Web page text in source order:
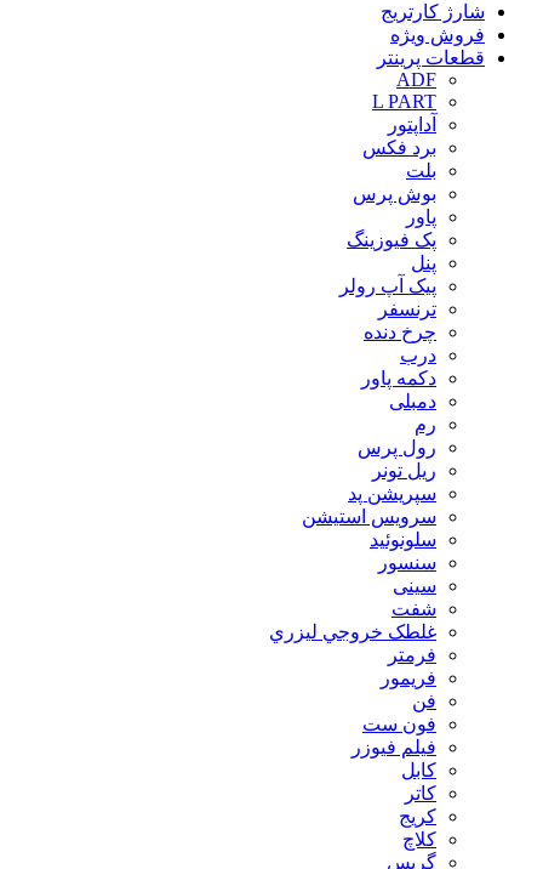
شارژ کارتریج
فروش ویژه
قطعات پرینتر
ADF
L PART
آداپتور
برد فکس
بلت
بوش پرس
پاور
پک فیوزینگ
پنل
پیک آپ رولر
ترنسفر
چرخ دنده
درب
دکمه پاور
دمبلی
رم
رول پرس
ریل تونر
سپریشن پد
سرویس استیشن
سلونوئید
سنسور
سینی
شفت
غلطک خروجي ليزري
فرمتر
فریمور
فن
فون ست
فیلم فیوزر
کابل
کاتر
کریج
کلاچ
گریس